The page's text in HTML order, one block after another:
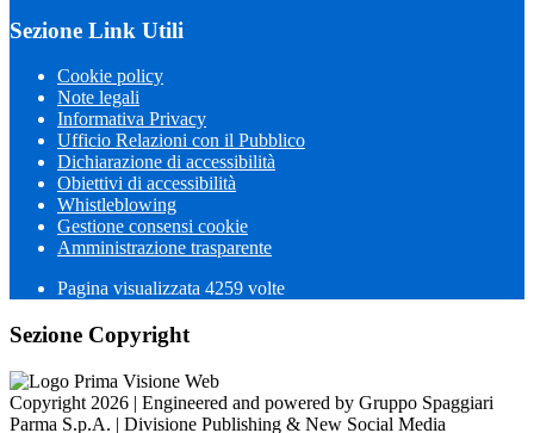
Sezione Link Utili
Cookie policy
Note legali
Informativa Privacy
Ufficio Relazioni con il Pubblico
Dichiarazione di accessibilità
Obiettivi di accessibilità
Whistleblowing
Gestione consensi cookie
Amministrazione trasparente
Pagina visualizzata 4259 volte
Sezione Copyright
Copyright 2026 | Engineered and powered by Gruppo Spaggiari
Parma S.p.A. | Divisione Publishing & New Social Media